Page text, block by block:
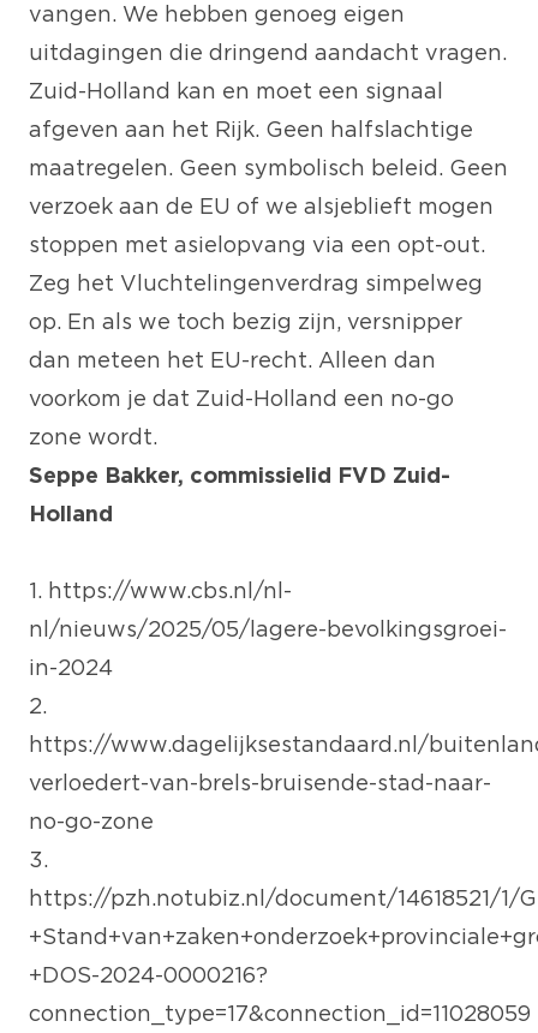
vangen. We hebben genoeg eigen
uitdagingen die dringend aandacht vragen.
Zuid-Holland kan en moet een signaal
afgeven aan het Rijk. Geen halfslachtige
maatregelen. Geen symbolisch beleid. Geen
verzoek aan de EU of we alsjeblieft mogen
stoppen met asielopvang via een opt-out.
Zeg het Vluchtelingenverdrag simpelweg
op. En als we toch bezig zijn, versnipper
dan meteen het EU-recht. Alleen dan
voorkom je dat Zuid-Holland een no-go
zone wordt.
Seppe Bakker, commissielid FVD Zuid-
Holland
1. https://www.cbs.nl/nl-
nl/nieuws/2025/05/lagere-bevolkingsgroei-
in-2024
2.
https://www.dagelijksestandaard.nl/
verloedert-van-brels-bruisende-stad-naar-
no-go-zone
3.
https://pzh.notubiz.nl/document/14618521/1/
+DOS-2024-0000216?
connection_type=17&connection_id=11028059